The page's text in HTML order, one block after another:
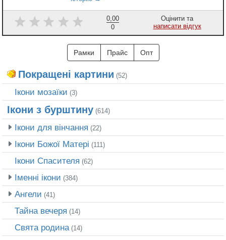
0,00
0
Оцінити та
написати відгук
Рамки Прайс Опт
Покращені картини (52)
Ікони мозаїки (3)
Ікони з бурштину (614)
Ікони для вінчання (22)
Ікони Божої Матері (111)
Ікони Спасителя (62)
Іменні ікони (384)
Ангели (41)
Тайна вечеря (14)
Свята родина (14)